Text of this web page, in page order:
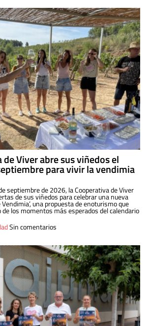
de Viver abre sus viñedos el
para vivir la vendimia
septiembre de 2026, la Cooperativa de Viver
de sus viñedos para celebrar una nueva
Vendimia’, una propuesta de enoturismo que
los momentos más esperados del calendario
Sin comentarios